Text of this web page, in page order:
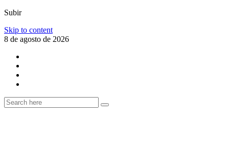
Subir
Skip to content
8 de agosto de 2026